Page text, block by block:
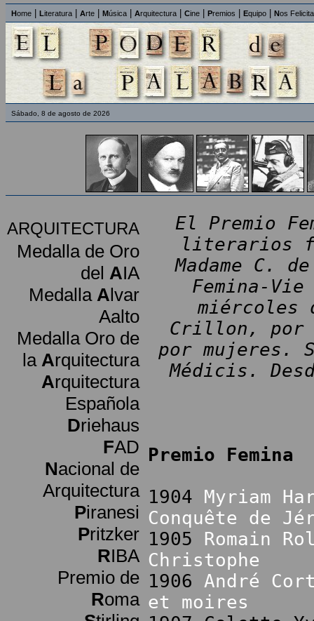
Home Literatura Arte Música Arquitectura Cine Premios Equipo Nos
Sábado, 8 de agosto de 2026
ARQUITECTURA
Medalla de Oro
del AIA
Medalla Alvar
Aalto
Medalla Oro de
la Arquitectura
Arquitectura
Española
Driehaus
FAD
Nacional de
Arquitectura
Piranesi
Pritzker
RIBA
Premio de
Roma
El Premio
literarios
Madame C.
Femina-
miércoles
Crillon, por
por mujeres.
Médicis.
Premio Femina
1904 Myriam
Conquête de
1905 Romain
Christophe
1906 André
et moires